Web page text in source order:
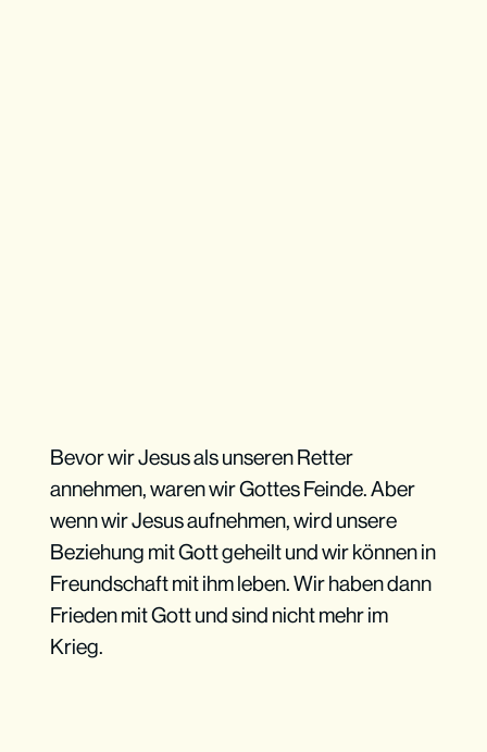
Bevor wir Jesus als unseren Retter
annehmen, waren wir Gottes Feinde. Aber
wenn wir Jesus aufnehmen, wird unsere
Beziehung mit Gott geheilt und wir können in
Freundschaft mit ihm leben. Wir haben dann
Frieden mit Gott und sind nicht mehr im
Krieg.